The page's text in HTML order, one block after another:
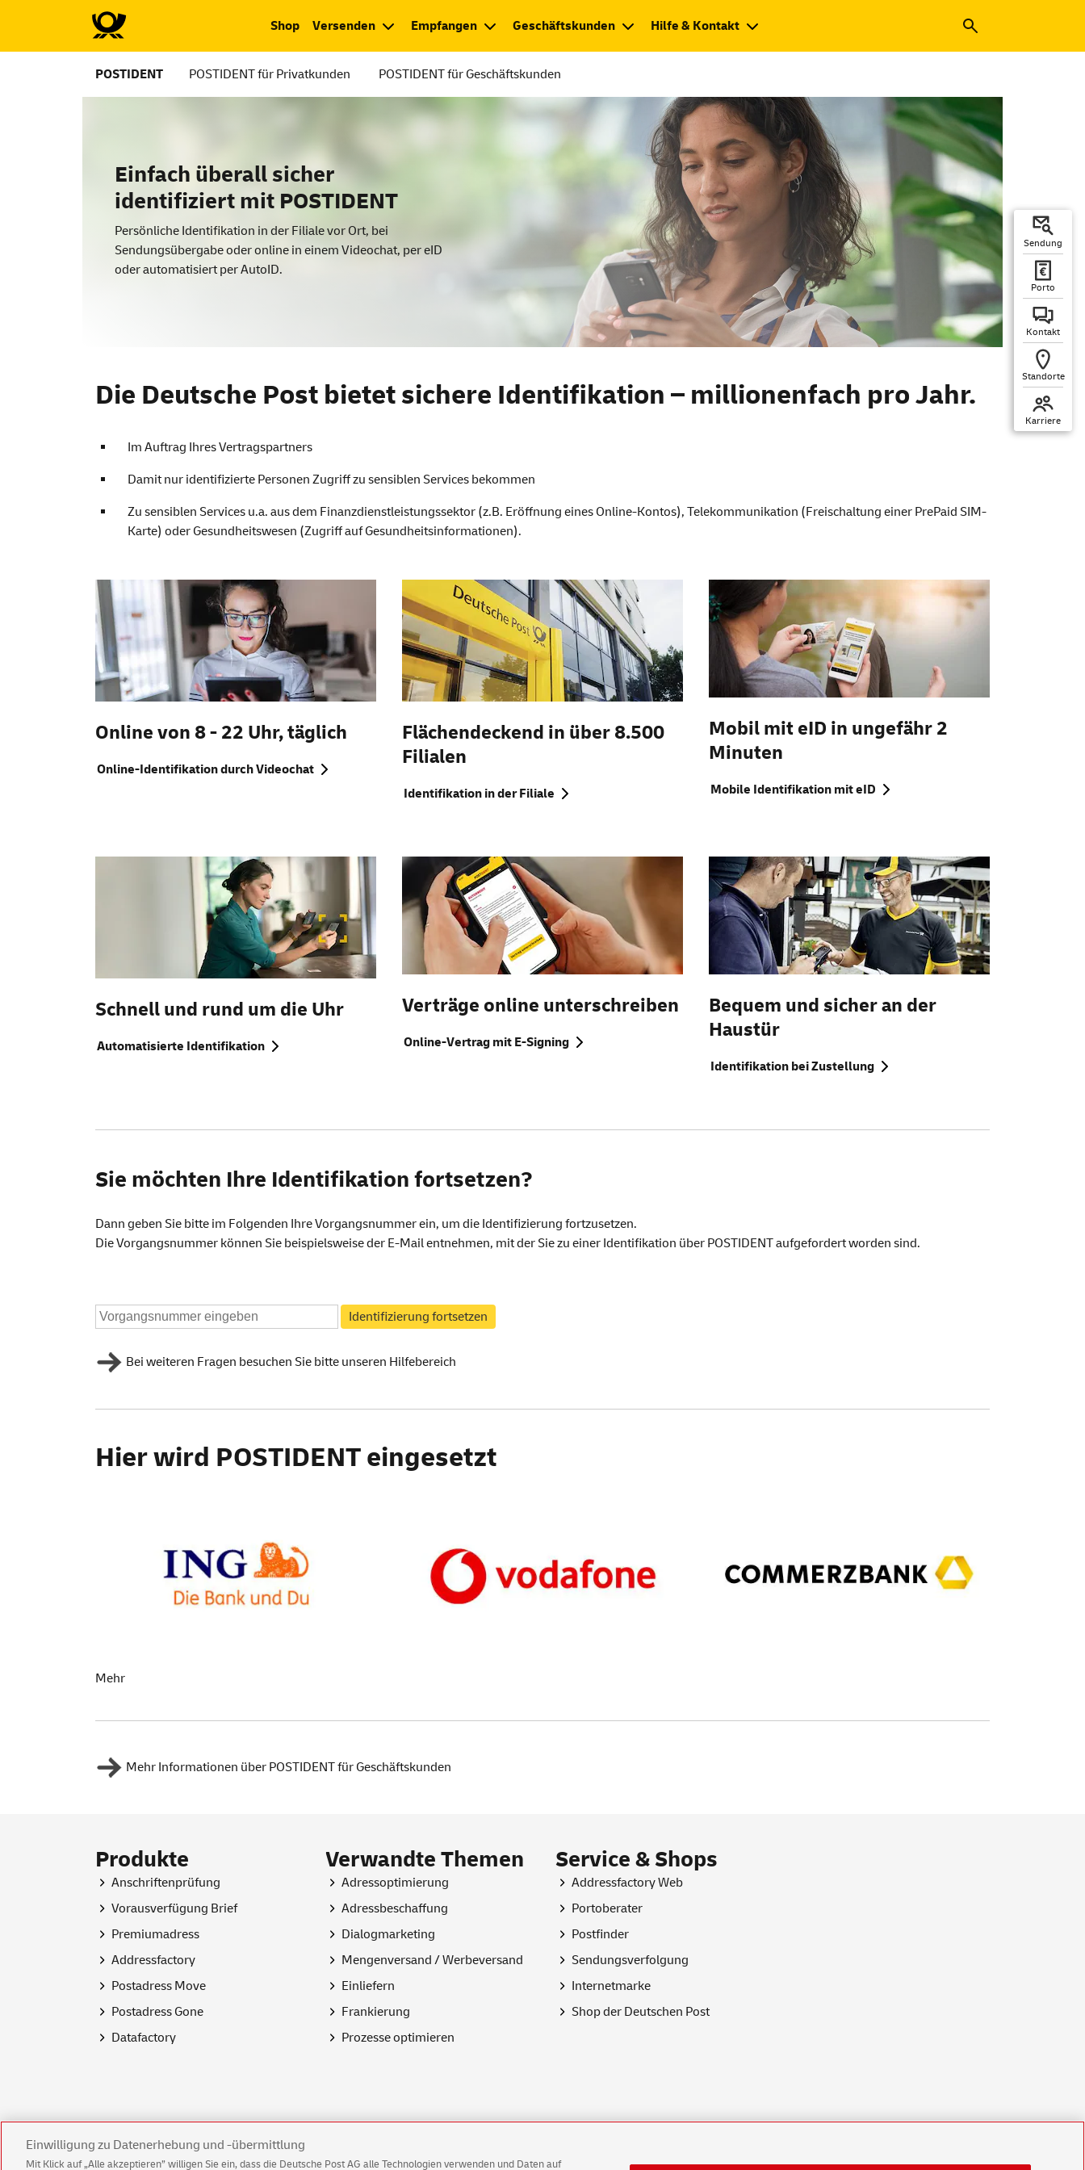
Shop Versenden Empfangen Geschäftskunden Hilfe & Kontakt
POSTIDENT POSTIDENT für Privatkunden POSTIDENT für Geschäftskunden
Sendung
Porto
Kontakt
Standorte
Karriere
Einfach überall sicher
identifiziert mit POSTIDENT
Persönliche Identifikation in der Filiale vor Ort, bei
Sendungsübergabe oder online in einem Videochat, pereID
oder automatisiert perAutoID.
Einfach überall sicher identifiziert mit POSTIDENT
Die Deutsche Post bietet sichere Identifikation – millionenfach pro Jahr.
Im Auftrag Ihres Vertragspartners
Damit nur identifizierte Personen Zugriff zu sensiblen Services bekommen
Zu sensiblen Services u.a. aus dem Finanzdienstleistungssektor (z.B. Eröffnung eines Online-Kontos), Telekommunikation (Freischaltung einer PrePaid SIM-
Karte) oder Gesundheitswesen (Zugriff auf Gesundheitsinformationen).
Online von 8 - 22 Uhr, täglich
Online-Identifikation durch Videochat
Flächendeckend in über 8.500
Filialen
Identifikation in der Filiale
Mobil mit eID in ungefähr 2
Minuten
Mobile Identifikation mit eID
Schnell und rund um die Uhr
Automatisierte Identifikation
Verträge online unterschreiben
Online-Vertrag mit E-Signing
Bequem und sicher an der
Haustür
Identifikation bei Zustellung
Sie möchten Ihre Identifikation fortsetzen?
Dann geben Sie bitte im Folgenden Ihre Vorgangsnummer ein, um die Identifizierung fortzusetzen.
Die Vorgangsnummer können Sie beispielsweise der E-Mailentnehmen, mit der Sie zu einer Identifikation über POSTIDENT aufgefordert worden sind.
Bei weiteren Fragen besuchen Sie bitte unseren Hilfebereich
Hier wird POSTIDENT eingesetzt
Mehr
Mehr Informationen über POSTIDENT für Geschäftskunden
Produkte
Anschriftenprüfung
Vorausverfügung Brief
Premiumadress
Addressfactory
Postadress Move
Postadress Gone
Datafactory
Verwandte Themen
Adressoptimierung
Adressbeschaffung
Dialogmarketing
Mengenversand / Werbeversand
Einliefern
Frankierung
Prozesse optimieren
Service & Shops
Addressfactory Web
Portoberater
Postfinder
Sendungsverfolgung
Internetmarke
Shopder Deutschen Post
Einwilligung zu Datenerhebung und -übermittlung
Mit Klick auf „Alle akzeptieren” willigen Sie ein, dass die Deutsche Post AG alle Technologien verwenden und Daten auf